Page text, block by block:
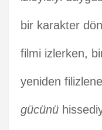
bir karakter
filmi izlerken,
yeniden
gücünü